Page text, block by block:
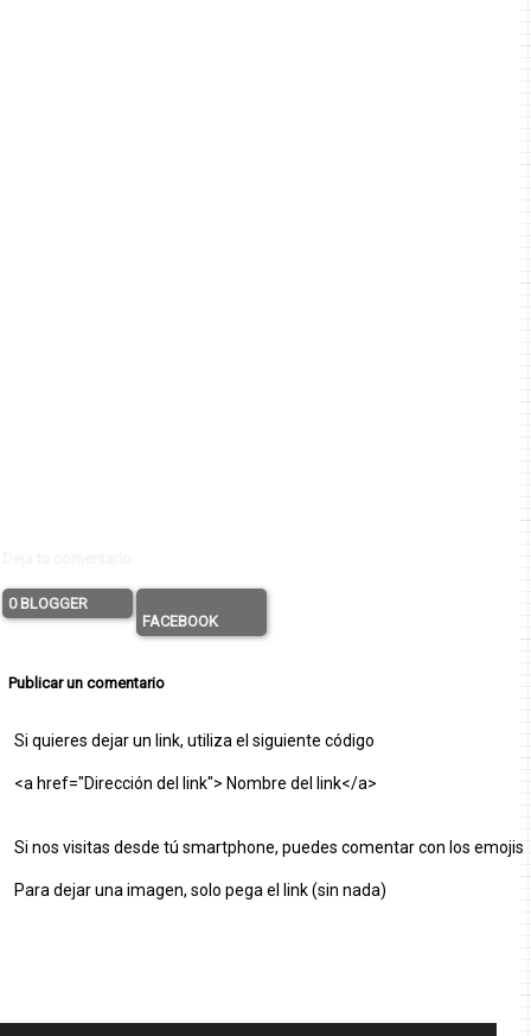
0 BLOGGER
FACEBOOK
Publicar un comentario
Si quieres dejar un link, utiliza el siguiente código
<a href="Dirección del link"> Nombre del link</a>
Si nos visitas desde tú smartphone, puedes comentar con los emojis
Para dejar una imagen, solo pega el link (sin nada)